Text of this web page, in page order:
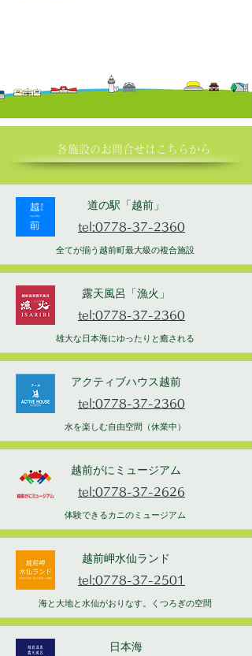
各施設の​お問合せはこちらから
道の駅「越前」
tel:0778-37-2360
全てが揃う越前町最大級の複合施設
露天風呂「漁火」
tel:0778-37-2360
雄大な日本海にゆったりと癒される
アクティブハウス越前
tel:0778-37-2360
水を楽しむ自由空間（休業中）
越前がにミュージアム
tel:0778-37-2626
体験できるカニのミュージアム
越前岬水仙ランド
tel:0778-37-2501
海と大地と水仙がおりなす。くつろぎの空間
日本海